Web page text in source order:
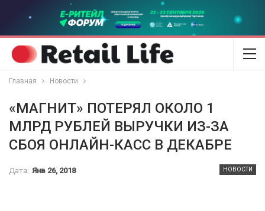
Главная Новости
«МАГНИТ» ПОТЕРЯЛ ОКОЛО 1
МЛРД РУБЛЕЙ ВЫРУЧКИ ИЗ-ЗА
СБОЯ ОНЛАЙН-КАСС В ДЕКАБРЕ
НОВОСТИ
Дата: Янв 26, 2018